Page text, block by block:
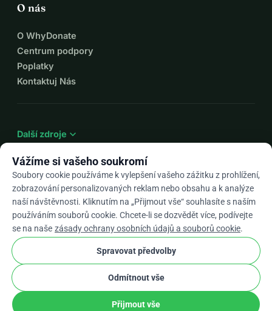
O nás
O WhyDonate
Centrum podpory
Poplatky
Kontaktuj Nás
Další zdroje expand_more
Csarrow_drop_down
★★★★★4,9 / 5 na základě 500+ recenzí
WhyDonate Soukromí a cookies
Obchodní podmínky
stripe check Ověřený Partner
Vážíme si vašeho soukromí
Soubory cookie používáme k vylepšení vašeho zážitku z prohlížení,
zobrazování personalizovaných reklam nebo obsahu a k analýze
naší návštěvnosti. Kliknutím na „Přijmout vše“ souhlasíte s naším
používáním souborů cookie. Chcete-li se dozvědět více, podívejte
se na naše zásady ochrany osobních údajů a souborů cookie.
Spravovat předvolby
Odmítnout vše
Přijmout vše